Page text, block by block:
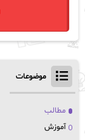
موضوعات
مطالب
آموزش